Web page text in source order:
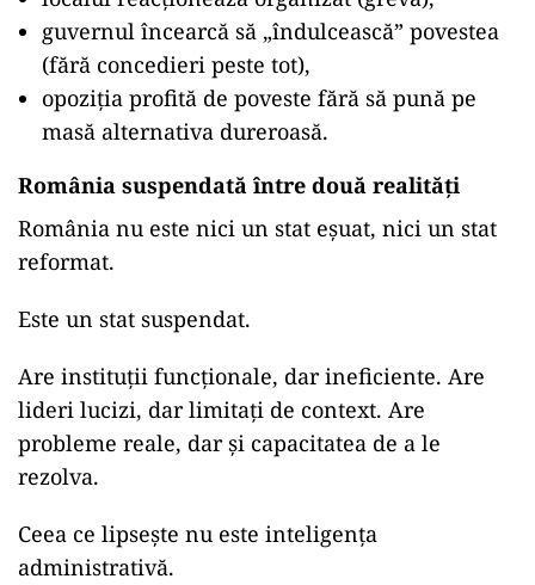
guvernul încearcă să „îndulcească” povestea
(fără concedieri peste tot),
opoziția profită de poveste fără să pună pe
masă alternativa dureroasă.
România suspendată între două realități
România nu este nici un stat eșuat, nici un stat
reformat.
Este un stat suspendat.
Are instituții funcționale, dar ineficiente. Are
lideri lucizi, dar limitați de context. Are
probleme reale, dar și capacitatea de a le
rezolva.
Ceea ce lipsește nu este inteligența
administrativă.